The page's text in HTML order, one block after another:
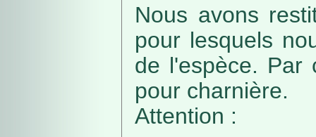
Nous avons
pour lesquels
de l'espèce. Par
pour charnière.
Attention :